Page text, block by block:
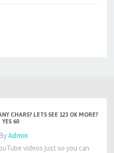
CHARS? LETS SEE 123 OK MORE?
YES 60
Admin
videos just so you can